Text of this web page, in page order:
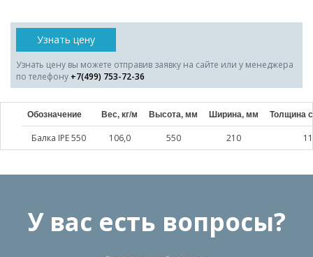
Узнать цену
Узнать цену вы можете отправив заявку на сайте или у менеджера
по телефону +7(499) 753-72-36
Обозначение Вес, кг/м Высота, мм Ширина, мм Толщина
Балка IPE 550 106,0 550 210
У вас есть вопросы?